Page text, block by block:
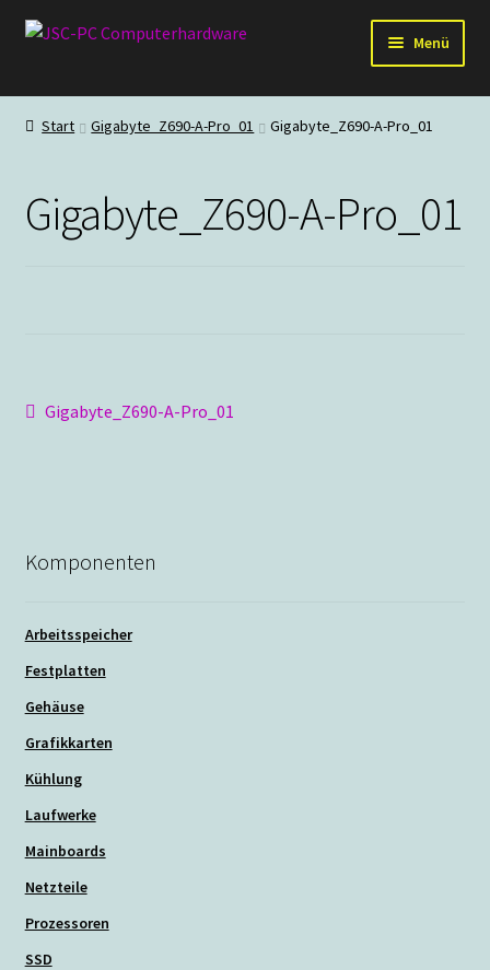
Zur
Zum
Menü
Hardware
Staubschutz
Start Gigabyte_Z690-A-Pro_01 Gigabyte_Z690-A-Pro_01
Gigabyte_Z690-A-Pro_01
Beitragsnavigation
Vorheriger
Gigabyte_Z690-A-Pro_01
Komponenten
Arbeitsspeicher
Festplatten
Gehäuse
Grafikkarten
Kühlung
Laufwerke
Mainboards
Netzteile
Prozessoren
SSD